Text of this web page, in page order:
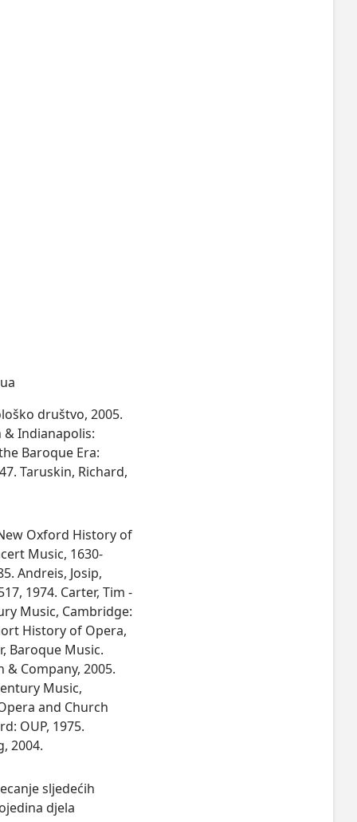
društvo, 2005.
& Indianapolis:
Baroque Era:
Taruskin, Richard,
Oxford History of
Music, 1630-
Andreis, Josip,
1974. Carter, Tim -
Music, Cambridge:
History of Opera,
Baroque Music.
& Company, 2005.
Music,
and Church
OUP, 1975.
2004.
sljedećih
djela